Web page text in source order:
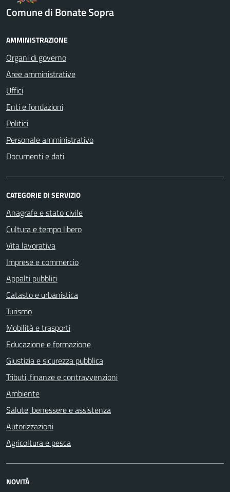
Comune di Bonate Sopra
AMMINISTRAZIONE
Organi di governo
Aree amministrative
Uffici
Enti e fondazioni
Politici
Personale amministrativo
Documenti e dati
CATEGORIE DI SERVIZIO
Anagrafe e stato civile
Cultura e tempo libero
Vita lavorativa
Imprese e commercio
Appalti pubblici
Catasto e urbanistica
Turismo
Mobilità e trasporti
Educazione e formazione
Giustizia e sicurezza pubblica
Tributi, finanze e contravvenzioni
Ambiente
Salute, benessere e assistenza
Autorizzazioni
Agricoltura e pesca
NOVITÀ